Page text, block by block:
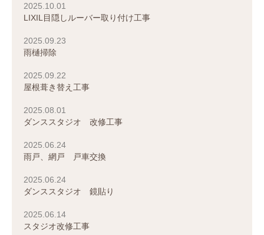
2025.10.01
LIXIL目隠しルーバー取り付け工事
2025.09.23
雨樋掃除
2025.09.22
屋根葺き替え工事
2025.08.01
ダンススタジオ 改修工事
2025.06.24
雨戸、網戸 戸車交換
2025.06.24
ダンススタジオ 鏡貼り
2025.06.14
スタジオ改修工事